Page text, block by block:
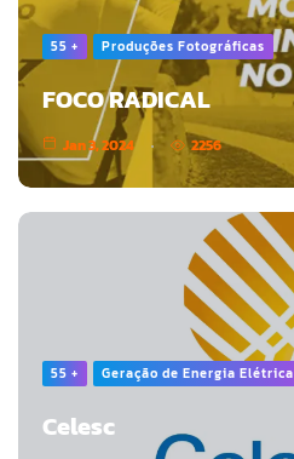
55 + Produções Fotográficas
FOCO RADICAL
Jan 3, 2024 2256
55 + Geração de Energia Elétrica
Celesc